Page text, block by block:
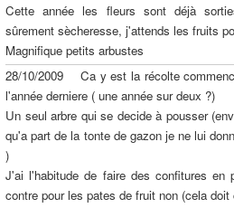
Cette année les fleurs sont déjà
sûrement sècheresse, j'attends les fruits
Magnifique petits arbustes
28/10/2009 Ca y est la récolte
l'année derniere ( une année sur deux ?)
Un seul arbre qui se decide à pousser
qu'a part de la tonte de gazon je ne lui
)
J'ai l'habitude de faire des confitures en
contre pour les pates de fruit non (cela